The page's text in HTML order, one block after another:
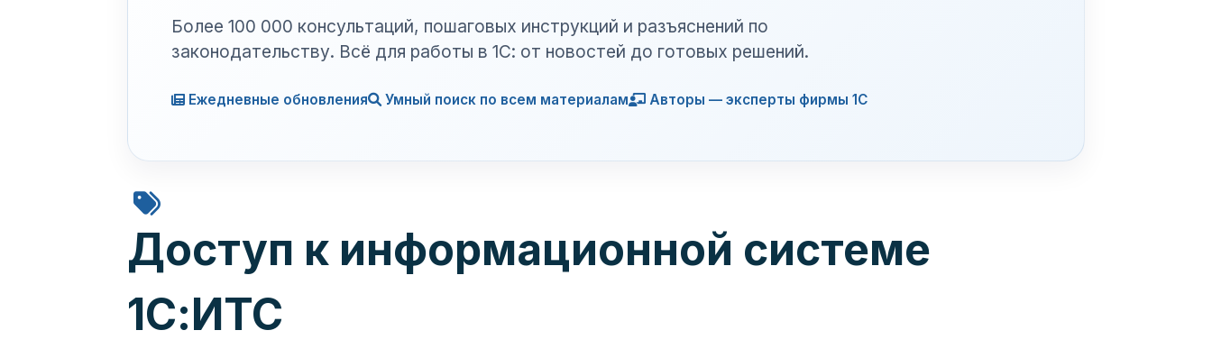
Более 100 000 консультаций, пошаговых инструкций и разъяснений по
законодательству. Всё для работы в 1С: от новостей до готовых решений.
Ежедневные обновления Умный поиск по всем материалам Авторы — эксперты фирмы 1С
Доступ к информационной системе
1С:ИТС